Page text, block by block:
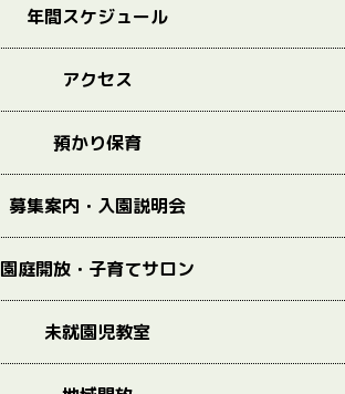
年間スケジュール
アクセス
預かり保育
募集案内・入園説明会
園庭開放・子育てサロン
未就園児教室